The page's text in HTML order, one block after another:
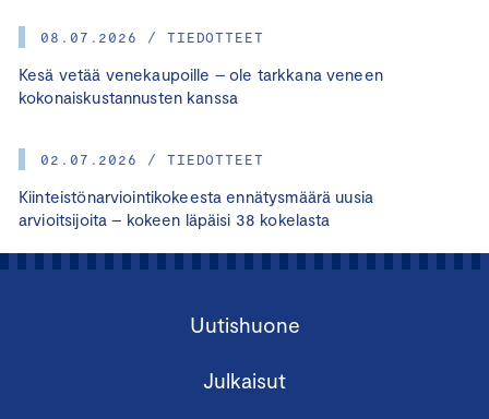
08.07.2026 / TIEDOTTEET
Kesä vetää venekaupoille – ole tarkkana veneen
kokonaiskustannusten kanssa
02.07.2026 / TIEDOTTEET
Kiinteistönarviointikokeesta ennätysmäärä uusia
arvioitsijoita – kokeen läpäisi 38 kokelasta
Uutishuone
Julkaisut